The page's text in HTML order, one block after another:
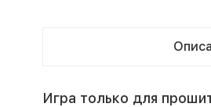
Игра только для